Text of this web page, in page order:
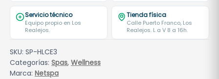
Servicio técnico
Equipo propio en Los
Realejos.
Tienda física
Calle Puerto Franco, Los
Realejos. L a V 8 a 16h.
SKU: SP-HLCE3
Categorías: Spas, Wellness
Marca: Netspa